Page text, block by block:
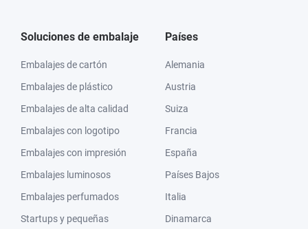
Soluciones de embalaje
Embalajes de cartón
Embalajes de plástico
Embalajes de alta calidad
Embalajes con logotipo
Embalajes con impresión
Embalajes luminosos
Embalajes perfumados
Startups y pequeñas
Países
Alemania
Austria
Suiza
Francia
España
Países Bajos
Italia
Dinamarca